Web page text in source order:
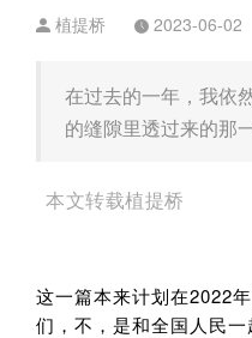
植提桥 2023-06-02
在过去的一年，我依
的缝隙里透过来的那
本文转载植提桥
这一篇本来计划在2022
们，不，是和全国人民一